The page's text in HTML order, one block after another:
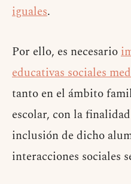
iguales.
Por ello, es necesario
educativas sociales
tanto en el ámbito
escolar, con la
inclusión de dicho
interacciones sociales